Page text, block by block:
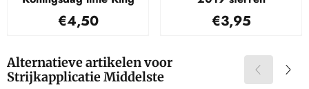
Prijs: 4,50
€4,50
Prijs: 3,95
€3,95
Alternatieve artikelen voor
Strijkapplicatie Middelste